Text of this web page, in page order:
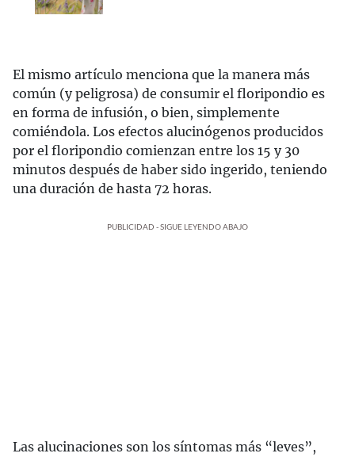
El mismo artículo menciona que la manera más
común (y peligrosa) de consumir el floripondio es
en forma de infusión, o bien, simplemente
comiéndola. Los efectos alucinógenos producidos
por el floripondio comienzan entre los 15 y 30
minutos después de haber sido ingerido, teniendo
una duración de hasta 72 horas.
PUBLICIDAD - SIGUE LEYENDO ABAJO
Las alucinaciones son los síntomas más “leves”,